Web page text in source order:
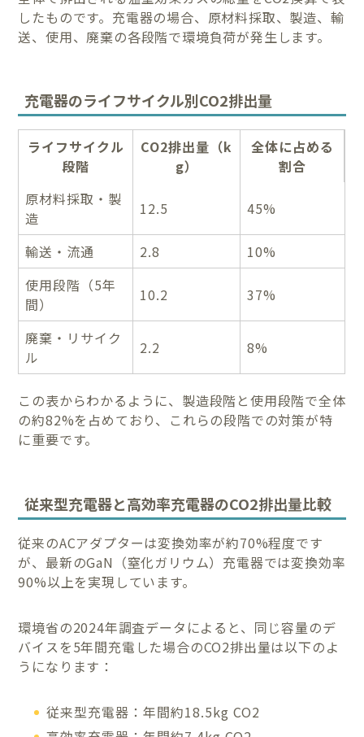
したものです。充電器の場合、原材料採取、製造、輸
送、使用、廃棄の各段階で環境負荷が発生します。
充電器のライフサイクル別CO2排出量
ライフサイクル
段階
CO2排出量（k
g）
全体に占める
割合
原材料採取・製
造
12.5 45%
輸送・流通 2.8
10%
使用段階（5年
間）
10.2 37%
廃棄・リサイク
ル
2.2 8%
この表からわかるように、製造段階と使用段階で全体
の約82%を占めており、これらの段階での対策が特
に重要です。
従来型充電器と高効率充電器のCO2排出量比較
従来のACアダプターは変換効率が約70%程度です
が、最新のGaN（窒化ガリウム）充電器では変換効率
90%以上を実現しています。
環境省の2024年調査データによると、同じ容量のデ
バイスを5年間充電した場合のCO2排出量は以下のよ
うになります：
従来型充電器：年間約18.5kg CO2